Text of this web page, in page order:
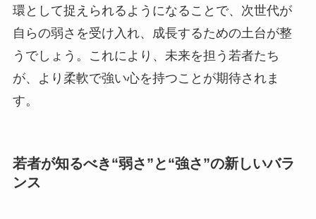
環として捉えられるようになることで、次世代が
自らの弱さを受け入れ、成長するための土台が整
うでしょう。これにより、未来を担う若者たち
が、より柔軟で強い心を持つことが期待されま
す。
若者が知るべき“弱さ”と“強さ”の新しいバラ
ンス